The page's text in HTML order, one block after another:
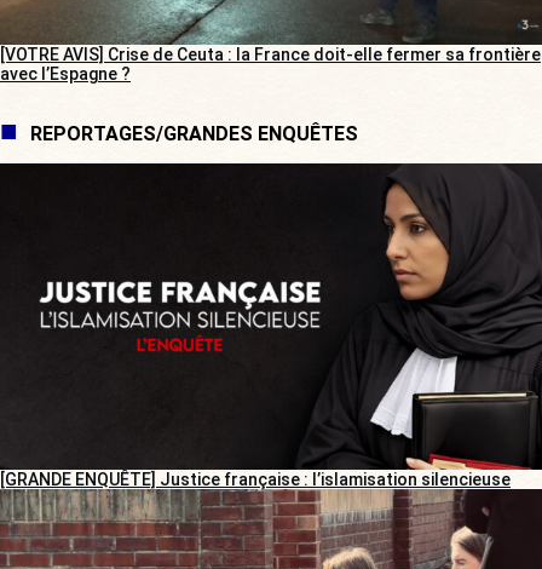
[VOTRE AVIS] Crise de Ceuta : la France doit-elle fermer sa frontière
avec l’Espagne ?
REPORTAGES/GRANDES ENQUÊTES
[GRANDE ENQUÊTE] Justice française : l’islamisation silencieuse